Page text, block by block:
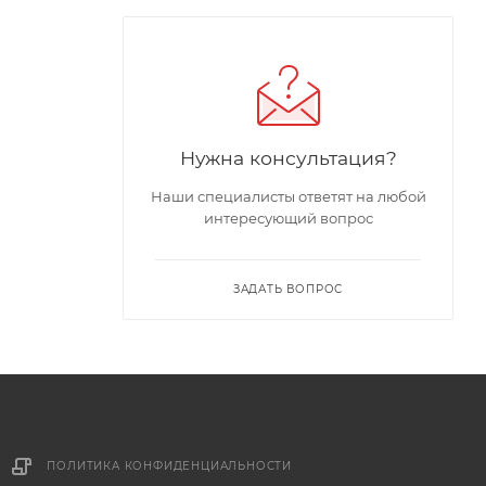
Нужна консультация?
Наши специалисты ответят на любой
интересующий вопрос
ЗАДАТЬ ВОПРОС
ПОЛИТИКА КОНФИДЕНЦИАЛЬНОСТИ